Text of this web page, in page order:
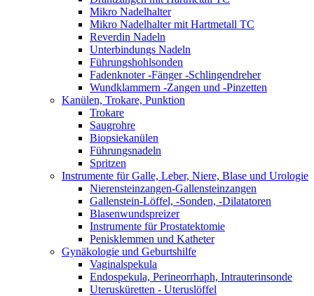
Mikro Nadelhalter
Mikro Nadelhalter mit Hartmetall TC
Reverdin Nadeln
Unterbindungs Nadeln
Führungshohlsonden
Fadenknoter -Fänger -Schlingendreher
Wundklammern -Zangen und -Pinzetten
Kanülen, Trokare, Punktion
Trokare
Saugrohre
Biopsiekanülen
Führungsnadeln
Spritzen
Instrumente für Galle, Leber, Niere, Blase und Urologie
Nierensteinzangen-Gallensteinzangen
Gallenstein-Löffel, -Sonden, -Dilatatoren
Blasenwundspreizer
Instrumente für Prostatektomie
Penisklemmen und Katheter
Gynäkologie und Geburtshilfe
Vaginalspekula
Endospekula, Perineorrhaph, Intrauterinsonde
Uterusküretten - Uteruslöffel